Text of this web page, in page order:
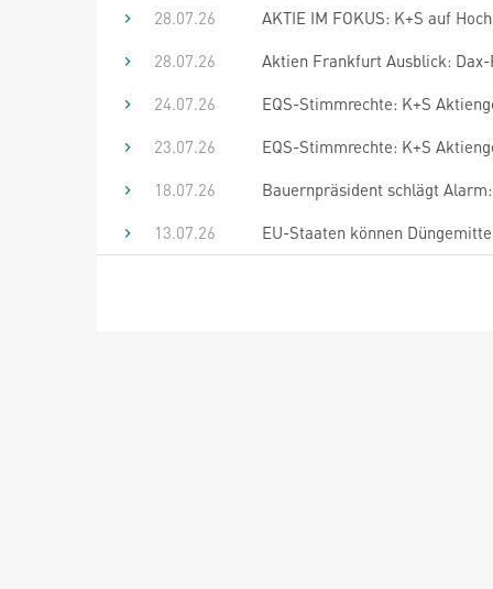
28.07.26
AKTIE IM FOKUS: K+S auf
28.07.26
Aktien Frankfurt Ausblick:
24.07.26
EQS-Stimmrechte: K+S
23.07.26
EQS-Stimmrechte: K+S
18.07.26
Bauernpräsident schlägt
13.07.26
EU-Staaten können